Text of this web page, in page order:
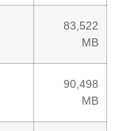
83,522
MB
90,498
MB